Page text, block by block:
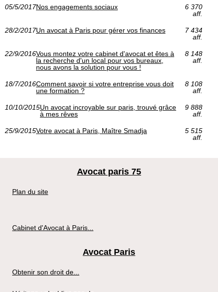
05/5/2017Nos engagements sociaux
6 370
aff.
28/2/2017Un avocat à Paris pour gérer vos finances
7 434
aff.
22/9/2016Vous montez votre cabinet d'avocat et êtes à
la recherche d'un local pour vos bureaux,
nous avons la solution pour vous !
8 148
aff.
18/7/2016Comment savoir si votre entreprise vous doit
une formation ?
8 108
aff.
10/10/2015Un avocat incroyable sur paris, trouvé grâce
à mes rêves
9 888
aff.
25/9/2015Votre avocat à Paris, Maître Smadja
5 515
aff.
Avocat paris 75
Plan du site
Cabinet d'Avocat à Paris...
Avocat Paris
Obtenir son droit de...